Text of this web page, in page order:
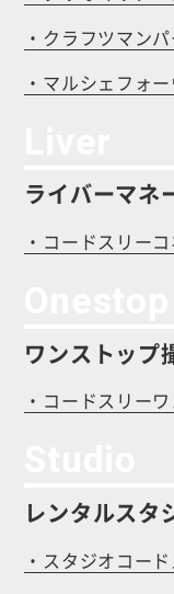
・クラフツマンパ
・マルシェフォ
ライバーマネ
・コードスリー
ワンストップ
・コードスリー
レンタルスタ
・スタジオコー